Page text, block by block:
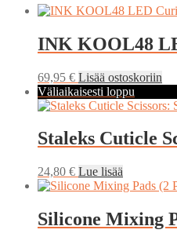
INK KOOL48
69,95 € Lisää ostoskoriin
Väliaikaisesti loppu
Staleks Cuticle
24,80 € Lue lisää
Silicone Mixing